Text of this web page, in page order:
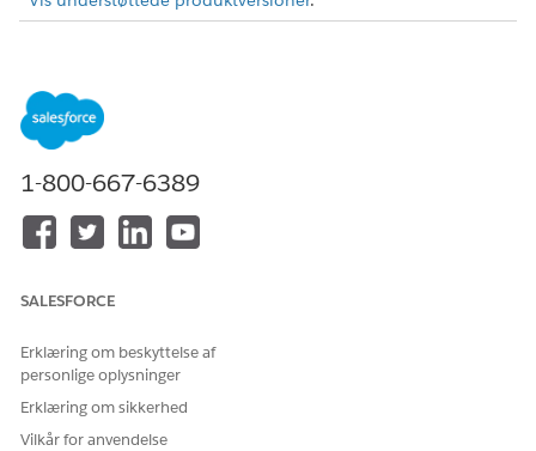
Hvis du vil konfigurere
vurderinger:
derefter
Angiv standardantallet af dage, indtil vurderingsomfanget
udløber.
1-800-667-6389
SALESFORCE
Erklæring om beskyttelse af
personlige oplysninger
Erklæring om sikkerhed
Vilkår for anvendelse